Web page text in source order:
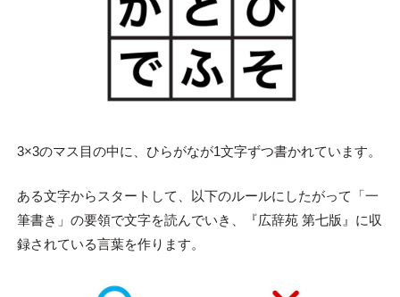
3×3のマス目の中に、ひらがなが1文字ずつ書かれています。
ある文字からスタートして、以下のルールにしたがって「一
筆書き」の要領で文字を読んでいき、『広辞苑 第七版』に収
録されている言葉を作ります。